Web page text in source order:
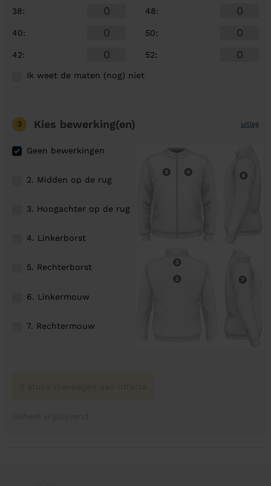
38:
40:
42:
48:
50:
52:
Ik weet de maten (nog) niet
3 Kies bewerking(en) uitleg
Geen bewerkingen
2. Midden op de rug
3. Hoogachter op de rug
4. Linkerborst
5. Rechterborst
6. Linkermouw
7. Rechtermouw